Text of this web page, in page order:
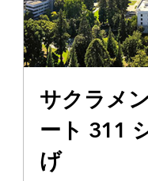
サクラメ
ート 311
げ